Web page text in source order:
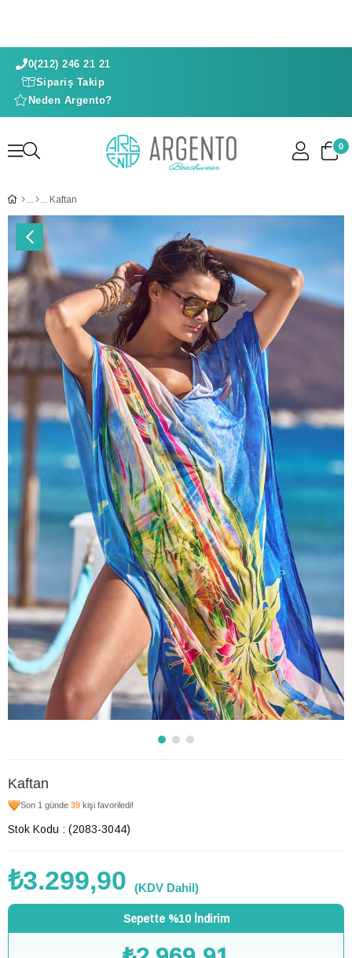
0(212) 246 21 21
Sipariş Takip
Neden Argento?
0
Kaftan
Kaftan
Son 1 günde 39 kişi favoriledi!
Stok Kodu (2083-3044)
₺3.299,90 (KDV Dahil)
Sepette %10 İndirim